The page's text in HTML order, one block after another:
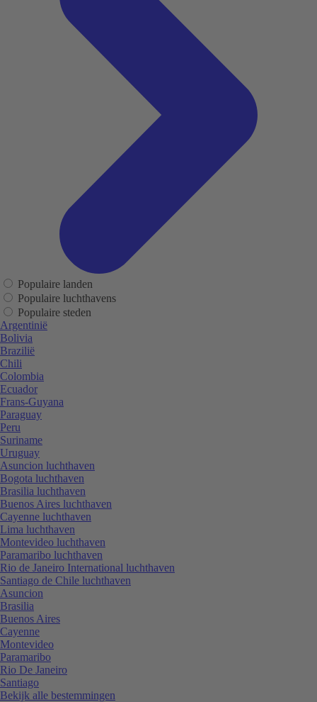
Populaire landen
Populaire luchthavens
Populaire steden
Argentinië
Bolivia
Brazilië
Chili
Colombia
Ecuador
Frans-Guyana
Paraguay
Peru
Suriname
Uruguay
Asuncion luchthaven
Bogota luchthaven
Brasilia luchthaven
Buenos Aires luchthaven
Cayenne luchthaven
Lima luchthaven
Montevideo luchthaven
Paramaribo luchthaven
Rio de Janeiro International luchthaven
Santiago de Chile luchthaven
Asuncion
Brasilia
Buenos Aires
Cayenne
Montevideo
Paramaribo
Rio De Janeiro
Santiago
Bekijk alle bestemmingen